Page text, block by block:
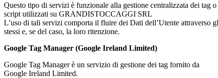
Questo tipo di servizi è funzionale alla gestione centralizzata dei tag o
script utilizzati su GRANDISTOCCAGGI SRL
L’uso di tali servizi comporta il fluire dei Dati dell’Utente attraverso
stessi e, se del caso, la loro ritenzione.
Google Tag Manager (Google Ireland Limited)
Google Tag Manager è un servizio di gestione dei tag fornito da
Google Ireland Limited.